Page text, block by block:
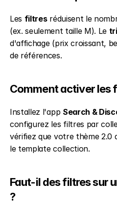
Les filtres réduisent le
(ex. seulement taille M). Le tri
d'affichage (prix croissant,
de références.
Comment activer les
Installez l'app Search &
configurez les filtres par
vérifiez que votre thème 2.0
le template collection.
Faut-il des filtres sur
?